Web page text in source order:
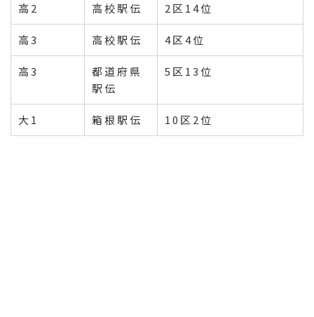
高2 高校駅伝 2区14位
高3 高校駅伝 4区4位
高3
都道府県
駅伝
5区13位
大1 箱根駅伝 10区2位